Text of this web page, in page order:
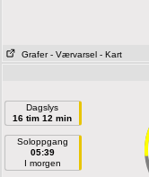
Grafer - Værvarsel - Kart
Dagslys
16 tim 12 min
Soloppgang
05:39
I morgen